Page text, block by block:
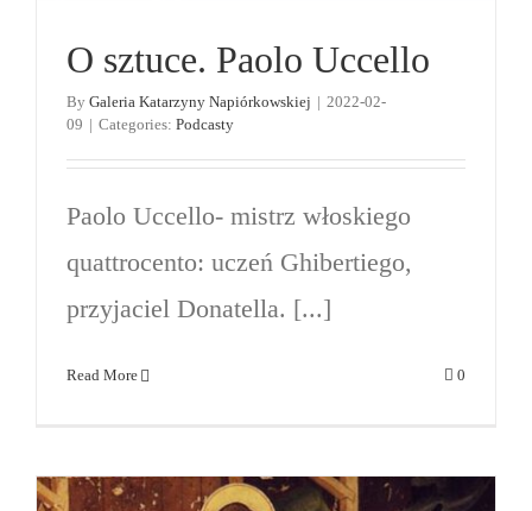
O sztuce. Paolo Uccello
By Galeria Katarzyny Napiórkowskiej | 2022-02-
09 | Categories: Podcasty
Paolo Uccello- mistrz włoskiego
quattrocento: uczeń Ghibertiego,
przyjaciel Donatella. [...]
Read More 0